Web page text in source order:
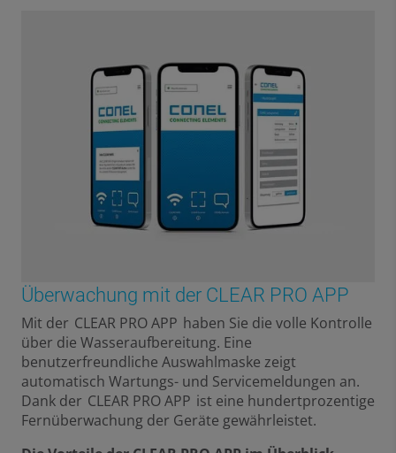
Überwachung mit der CLEAR PRO APP
Mit der CLEAR PRO APP haben Sie die volle Kontrolle
über die Wasseraufbereitung. Eine
benutzerfreundliche Auswahlmaske zeigt
automatisch Wartungs- und Servicemeldungen an.
Dank der CLEAR PRO APP ist eine hundertprozentige
Fernüberwachung der Geräte gewährleistet.